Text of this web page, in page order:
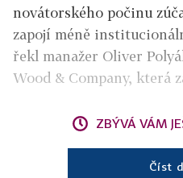
novátorského počinu
zapojí méně
řekl manažer Oliver
Wood & Company, která
ZBÝVÁ VÁM
Číst